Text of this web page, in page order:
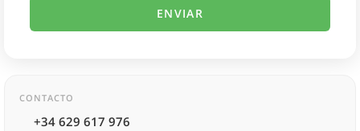
CONTACTO
+34 629 617 976